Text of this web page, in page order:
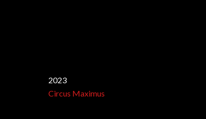
2023
Circus Maximus